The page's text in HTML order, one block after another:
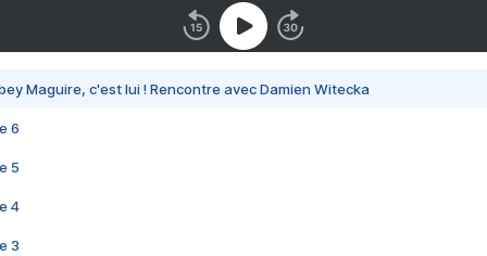
Maguire, c'est lui ! Rencontre avec Damien Witecka
6
5
4
3